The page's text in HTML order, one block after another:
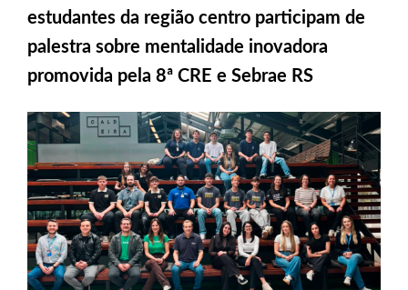
estudantes da região centro participam de
palestra sobre mentalidade inovadora
promovida pela 8ª CRE e Sebrae RS